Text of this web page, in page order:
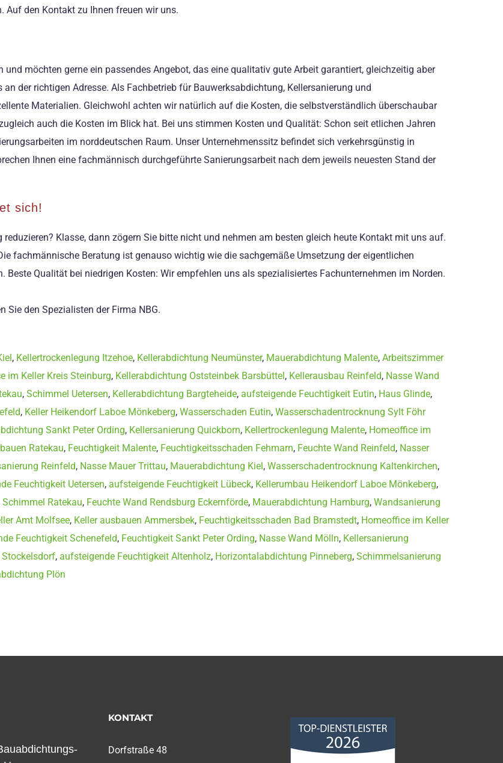
Auf den Kontakt zu Ihnen freuen wir uns.
möchten gerne ein passendes Angebot, das eine qualitativ gute Arbeit garantiert, gleichzeitig aber
der richtigen Adresse. Als Fachbetrieb für Bauwerksabdichtung, Kellersanierung und
Materialien. Gleichwohl achten wir natürlich auf die Kosten, die selbstverständlich überschaubar
auch die Kosten im Blick hat. Bei uns stimmen Kosten und Qualität: Schon seit etlichen Jahren
im norddeutschen Raum. Unser Unternehmenssitz befindet sich verkehrsgünstig in
Ihnen eine fachmännisch durchgeführte Sanierungsarbeit nach dem jeweils neuesten Stand der
sich!
Klasse, dann zögern Sie bitte nicht und nehmen am besten gleich heute Kontakt mit uns auf.
fachmännische Beratung ist genauso wichtig wie die sachgemäße Umsetzung der eigentlichen
Qualität bei niedrigen Kosten: Wir empfehlen uns als spezialisiertes Fachunternehmen im Norden.
Sie den Spezialisten der Firma NBG.
, Kellertrockenlegung Itzehoe, Kellerabdichtung Neumünster, Mauerabdichtung Malente, Arbeitszimmer
im Keller Kreis Steinburg, Kellerabdichtung Oststeinbek Barsbüttel, Kellerausbau Reinfeld, Nasse Wand
, Schimmel Uetersen, Kellerabdichtung Bargteheide, aufsteigende Feuchtigkeit Eutin, Haus Glinde,
, Keller Heikendorf Laboe Mönkeberg, Wasserschaden Eutin, Wasserschadentrocknung Sylt Föhr
Sankt Peter Ording, Kellersanierung Quickborn, Kellertrockenlegung Malente, Homeoffice im
Ratekau, Feuchtigkeit Malente, Feuchtigkeitsschaden Fehmarn, Feuchte Wand Reinfeld, Nasser
Reinfeld, Nasse Mauer Trittau, Mauerabdichtung Kiel, Wasserschadentrocknung Kaltenkirchen,
Feuchtigkeit Uetersen, aufsteigende Feuchtigkeit Lübeck, Kellerumbau Heikendorf Laboe Mönkeberg,
Schimmel Ratekau, Feuchte Wand Rendsburg Eckernförde, Mauerabdichtung Hamburg, Wandsanierung
Amt Molfsee, Keller ausbauen Ammersbek, Feuchtigkeitsschaden Bad Bramstedt, Homeoffice im Keller
Feuchtigkeit Schenefeld, Feuchtigkeit Sankt Peter Ording, Nasse Wand Mölln, Kellersanierung
Stockelsdorf, aufsteigende Feuchtigkeit Altenholz, Horizontalabdichtung Pinneberg, Schimmelsanierung
Plön
KONTAKT
Dorfstraße 48
Norddeutsche
Bauabdichtungsgesellschaft
mbH
von 5
86Bewertungen